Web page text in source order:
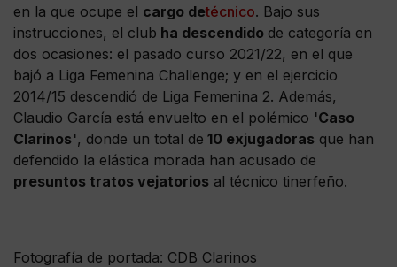
en la que ocupe el cargo detécnico. Bajo sus
instrucciones, el club ha descendido de categoría en
dos ocasiones: el pasado curso 2021/22, en el que
bajó a Liga Femenina Challenge; y en el ejercicio
2014/15 descendió de Liga Femenina 2. Además,
Claudio García está envuelto en el polémico 'Caso
Clarinos', donde un total de 10 exjugadoras que han
defendido la elástica morada han acusado de
presuntos tratos vejatorios al técnico tinerfeño.
Fotografía de portada: CDB Clarinos